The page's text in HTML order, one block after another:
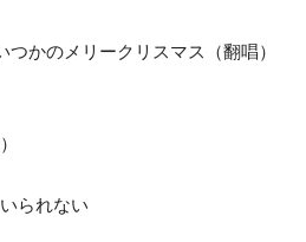
かのメリークリスマス（翻唱）
られない